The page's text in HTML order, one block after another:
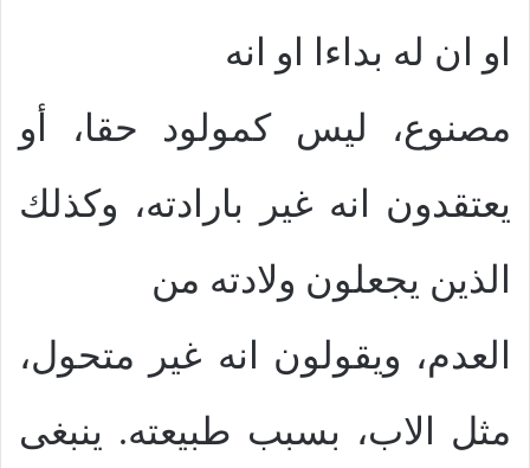
او ان له بداءا او انه
مصنوع، ليس كمولود حقا، أو
يعتقدون انه غير بارادته، وكذلك
الذين يجعلون ولادته من
العدم، ويقولون انه غير متحول،
مثل الاب، بسبب طبيعته. ينبغى